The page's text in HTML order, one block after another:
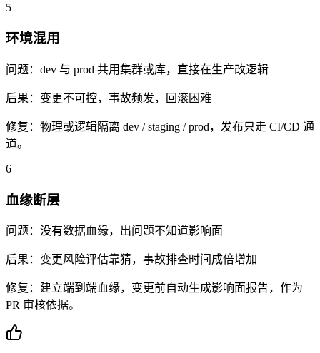
5
环境混用
问题： dev 与 prod 共用集群或库，直接在生产改逻辑
后果： 变更不可控，事故频发，回滚困难
修复： 物理或逻辑隔离 dev / staging / prod，发布只走 CI/CD 通
道。
6
血缘断层
问题： 没有数据血缘，出问题不知道影响面
后果： 变更风险评估靠猜，事故排查时间成倍增加
修复： 建立端到端血缘，变更前自动生成影响面报告，作为
PR 审核依据。